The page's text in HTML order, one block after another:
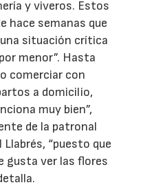
y viveros. Estos
hace semanas que
situación crítica
menor”. Hasta
comerciar con
a domicilio,
muy bien”,
de la patronal
Llabrés, “puesto que
gusta ver las flores